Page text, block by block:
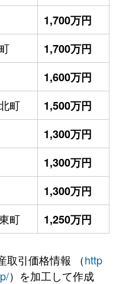
1,700万円
1,700万円
1,600万円
町
1,500万円
1,300万円
1,300万円
1,300万円
町 1,250万円
取引価格情報 （http
）を加工して作成